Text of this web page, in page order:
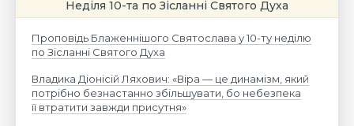
Неділя 10-та по Зісланні Святого Духа
Проповідь Блаженнішого Святослава у 10-ту неділю
по Зісланні Святого Духа
Владика Діонісій Ляхович: «Віра — це динамізм, який
потрібно безнастанно збільшувати, бо небезпека
її втратити завжди присутня»